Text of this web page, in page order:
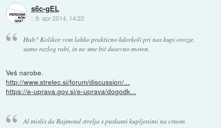
s6c-gEL
::9. apr 2014, 14:22
Huh? Kolikor vem lahko prakticno kdorkoli pri nas kupi orozje,
samo razlog rabi, in ne sme bit dusevno moten.
Veš narobe.
http://www.strelec.si/forum/discussion/...
https://e-uprava.gov.si/e-uprava/dogodk...
Al mislis da Rajmond strelja s puskami kupljenimi na crnem